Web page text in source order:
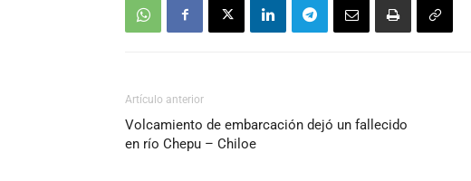
Artículo anterior
Volcamiento de embarcación dejó un fallecido
en río Chepu – Chiloe